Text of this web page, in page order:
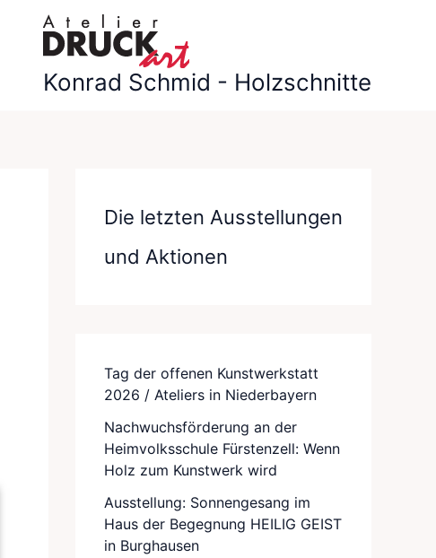
Konrad Schmid - Holzschnitte
Die letzten Ausstellungen
und Aktionen
Tag der offenen Kunstwerkstatt
2026 / Ateliers in Niederbayern
Nachwuchsförderung an der
Heimvolksschule Fürstenzell: Wenn
Holz zum Kunstwerk wird
Ausstellung: Sonnengesang im
Haus der Begegnung HEILIG GEIST
in Burghausen
05.07 bis 20.09.2026